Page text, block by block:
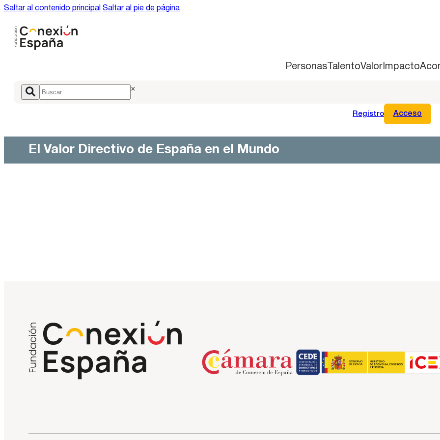
Saltar al contenido principal Saltar al pie de página
PersonasTalentoValorImpacto
×
Registro Acceso
El Valor Directivo de España en el Mundo